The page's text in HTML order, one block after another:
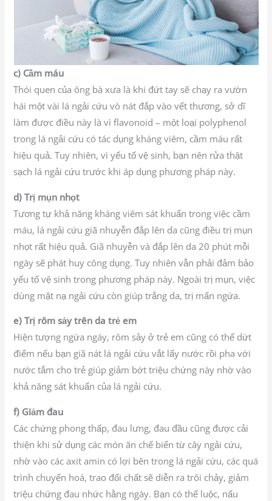
c) Cầm máu
Thói quen của ông bà xưa là khi đứt tay sẽ chạy ra vườn
hái một vài lá ngải cứu vò nát đắp vào vết thương, sở dĩ
làm được điều này là vì flavonoid – một loại polyphenol
trong lá ngải cứu có tác dụng kháng viêm, cầm máu rất
hiệu quả. Tuy nhiên, vì yếu tố vệ sinh, bạn nên rửa thật
sạch lá ngải cứu trước khi áp dụng phương pháp này.
d) Trị mụn nhọt
Tương tự khả năng kháng viêm sát khuẩn trong việc cầm
máu, lá ngải cứu giã nhuyễn đắp lên da cũng điều trị mụn
nhọt rất hiệu quả. Giã nhuyễn và đắp lên da 20 phút mỗi
ngày sẽ phát huy công dụng. Tuy nhiên vẫn phải đảm bảo
yếu tố vệ sinh trong phương pháp này. Ngoài trị mụn, việc
dùng mặt nạ ngải cứu còn giúp trắng da, trị mẩn ngứa.
e) Trị rôm sảy trên da trẻ em
Hiện tượng ngứa ngáy, rôm sảy ở trẻ em cũng có thể dứt
điểm nếu bạn giã nát lá ngải cứu vắt lấy nước rồi pha với
nước tắm cho trẻ giúp giảm bớt triệu chứng này nhờ vào
khả năng sát khuẩn của lá ngải cứu.
f) Giảm đau
Các chứng phong thấp, đau lưng, đau đầu cũng được cải
thiện khi sử dụng các món ăn chế biến từ cây ngải cứu,
nhờ vào các axit amin có lợi bên trong lá ngải cứu, các quá
trình chuyển hoá, trao đổi chất sẽ diễn ra trôi chảy, giảm
triệu chứng đau nhức hằng ngày. Bạn có thể luộc, nấu